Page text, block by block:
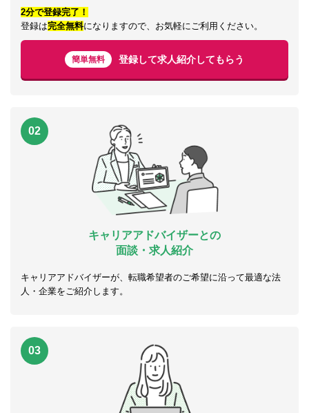
2分で登録完了！
登録は完全無料になりますので、お気軽にご利用ください。
簡単無料 登録して求人紹介してもらう
02
キャリアアドバイザーとの
面談・求人紹介
キャリアアドバイザーが、転職希望者のご希望に沿って最適な法
人・企業をご紹介します。
03